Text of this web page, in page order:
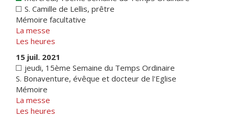
S. Camille de Lellis, prêtre
Mémoire facultative
La messe
Les heures
15 juil. 2021
jeudi, 15ème Semaine du Temps Ordinaire
S. Bonaventure, évêque et docteur de l'Eglise
Mémoire
La messe
Les heures